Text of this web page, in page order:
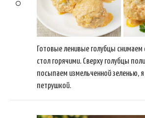
Готовые ленивые голубцы снимаем
стол горячими. Сверху голубцы
посыпаем измельченной зеленью,
петрушкой.